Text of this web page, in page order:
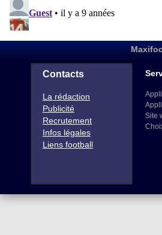
Contacts
La rédaction
Publicité
Recrutement
Infos légales
Liens football
Site